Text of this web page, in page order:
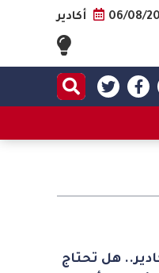
06/08/ أكادير
هل تحتاج